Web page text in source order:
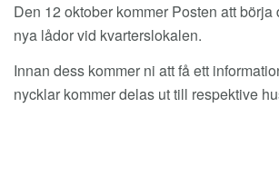
Den 12 oktober kommer Posten att
nya lådor vid kvarterslokalen.
Innan dess kommer ni att få ett
nycklar kommer delas ut till respektive